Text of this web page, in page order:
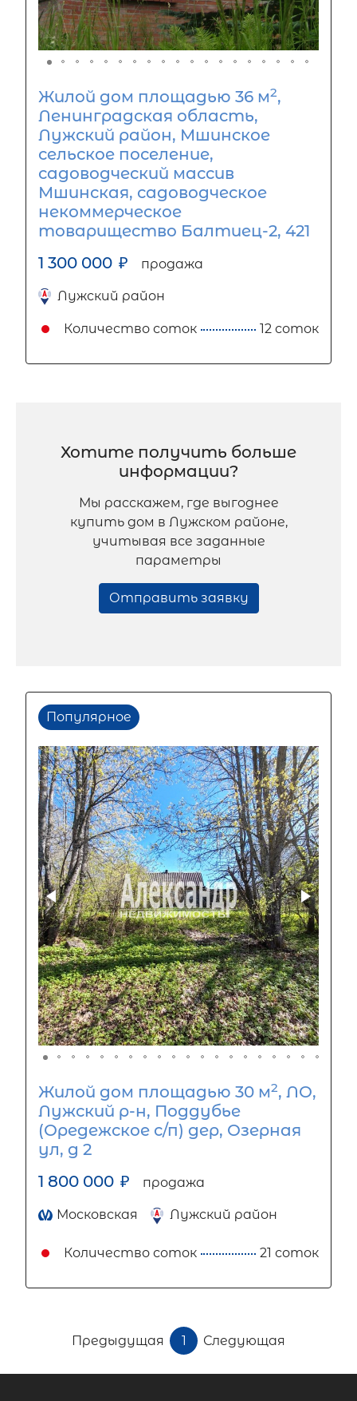
Жилой дом площадью 36 м2,
Ленинградская область,
Лужский район, Мшинское
сельское поселение,
садоводческий массив
Мшинская, садоводческое
некоммерческое
товарищество Балтиец-2, 421
1 300 000 ₽ продажа
Лужский район
Количество соток 12 соток
Хотите получить больше
информации?
Мы расскажем, где выгоднее
купить дом в Лужском районе,
учитывая все заданные
параметры
Отправить заявку
Популярное
Жилой дом площадью 30 м2, ЛО,
Лужский р-н, Поддубье
(Оредежское с/п) дер, Озерная
ул, д 2
1 800 000 ₽ продажа
Московская Лужский район
Количество соток 21 соток
Предыдущая 1 Следующая